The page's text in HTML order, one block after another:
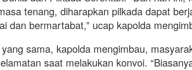
tenang, diharapkan pilkada dapat
dan bermartabat,” ucap kapolda
sama, kapolda mengimbau,
saat melakukan konvoi.